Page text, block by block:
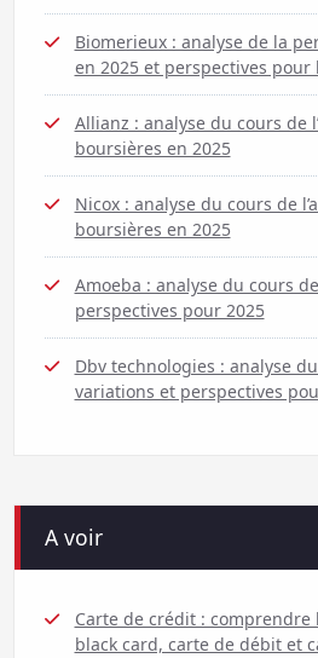
Biomerieux : analyse de la
en 2025 et perspectives pour
Allianz : analyse du cours de
boursières en 2025
Nicox : analyse du cours de
boursières en 2025
Amoeba : analyse du cours
perspectives pour 2025
Dbv technologies : analyse
variations et perspectives
A voir
Carte de crédit :
black card, carte de débit et